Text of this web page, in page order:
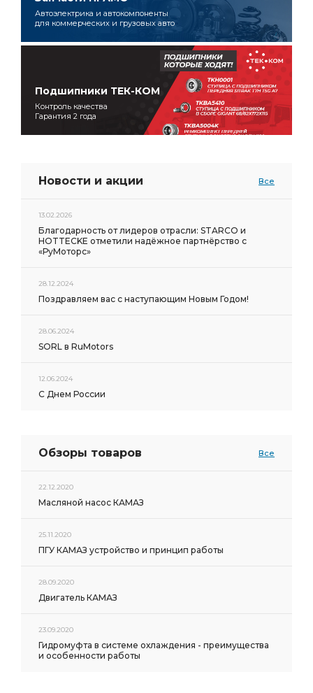
Автоэлектрика и автокомпоненты
для коммерческих и грузовых авто
Подшипники ТЕК-КОМ
Контроль качества
Гарантия 2 года
Новости и акции Все
13.02.2026
Благодарность от лидеров отрасли: STARCO и
HOTTECKE отметили надёжное партнёрство с
«РуМоторс»
28.12.2024
Поздравляем вас с наступающим Новым Годом!
28.06.2024
SORL в RuMotors
12.06.2024
С Днем России
Обзоры товаров Все
22.12.2020
Масляной насос КАМАЗ
25.11.2020
ПГУ КАМАЗ устройство и принцип работы
28.09.2020
Двигатель КАМАЗ
23.09.2020
Гидромуфта в системе охлаждения - преимущества
и особенности работы